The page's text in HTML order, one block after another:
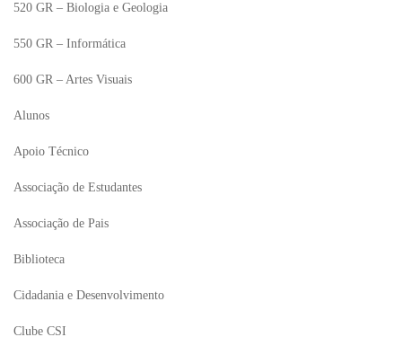
520 GR – Biologia e Geologia
550 GR – Informática
600 GR – Artes Visuais
Alunos
Apoio Técnico
Associação de Estudantes
Associação de Pais
Biblioteca
Cidadania e Desenvolvimento
Clube CSI